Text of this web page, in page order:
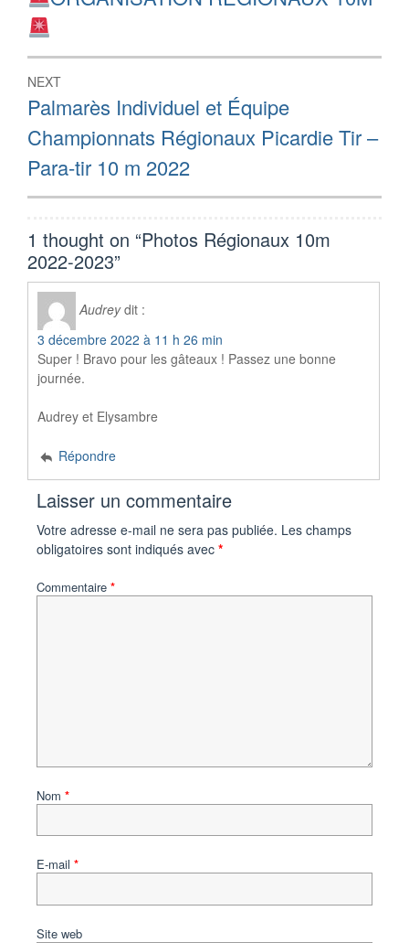
l’article
post:
NEXT
Next
post:
Palmarès Individuel et Équipe
Championnats Régionaux Picardie Tir –
Para-tir 10 m 2022
1 thought on “Photos Régionaux 10m
2022-2023”
Audrey dit :
3 décembre 2022 à 11 h 26 min
Super ! Bravo pour les gâteaux ! Passez une bonne
journée.
Audrey et Elysambre
Répondre
Laisser un commentaire
Votre adresse e-mail ne sera pas publiée. Les champs
obligatoires sont indiqués avec *
Commentaire *
Nom *
E-mail *
Site web